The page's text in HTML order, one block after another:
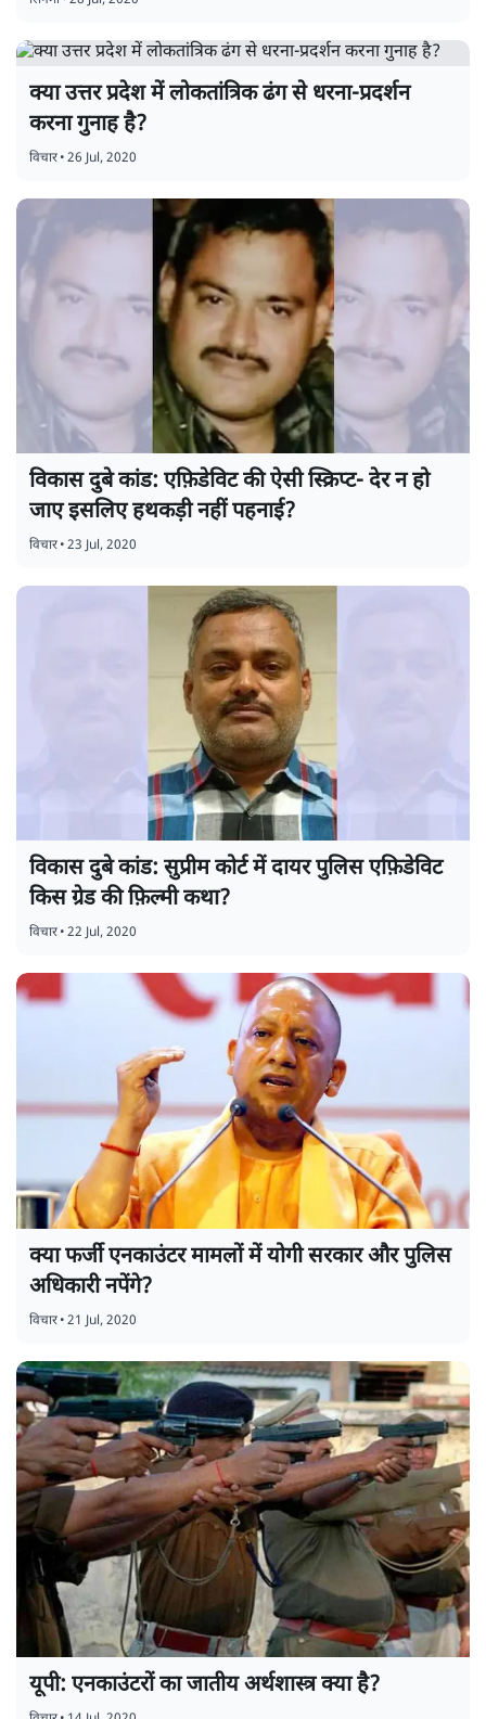
क्या उत्तर प्रदेश में लोकतांत्रिक ढंग से धरना-प्रदर्शन
करना गुनाह है?
विचार•26 Jul, 2020
विकास दुबे कांड: एफ़िडेविट की ऐसी स्क्रिप्ट- देर न हो
जाए इसलिए हथकड़ी नहीं पहनाई?
विचार•23 Jul, 2020
विकास दुबे कांड: सुप्रीम कोर्ट में दायर पुलिस एफ़िडेविट
किस ग्रेड की फ़िल्मी कथा?
विचार•22 Jul, 2020
क्या फर्जी एनकाउंटर मामलों में योगी सरकार और पुलिस
अधिकारी नपेंगे?
विचार•21 Jul, 2020
यूपी: एनकाउंटरों का जातीय अर्थशास्त्र क्या है?